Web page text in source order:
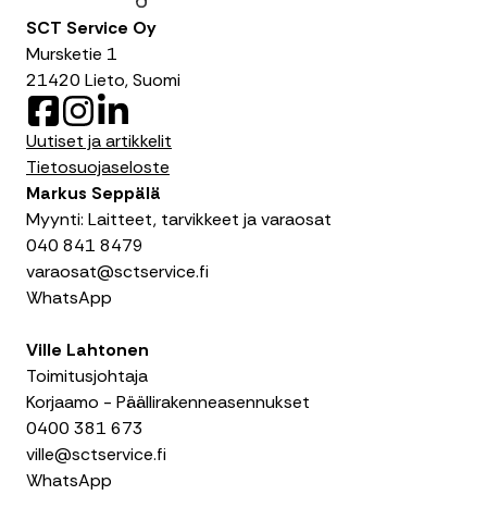
SCT Service Oy
Mursketie 1
21420 Lieto, Suomi
F
a
e
o
k
n
s
t
g
r
a
m
i
n
k
d
Uutiset ja artikkelit
Tietosuojaseloste
Markus Seppälä
Myynti: Laitteet, tarvikkeet ja varaosat
040 841 8479
varaosat@sctservice.fi
WhatsApp
Ville Lahtonen
Toimitusjohtaja
Korjaamo - Päällirakenneasennukset
0400 381 673
ville@sctservice.fi
WhatsApp